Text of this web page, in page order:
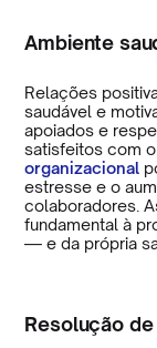
Ambiente
Relações
saudável e
apoiados e
satisfeitos com
organizacional
estresse e o
colaboradores.
fundamental à
— e da própria
Resolução